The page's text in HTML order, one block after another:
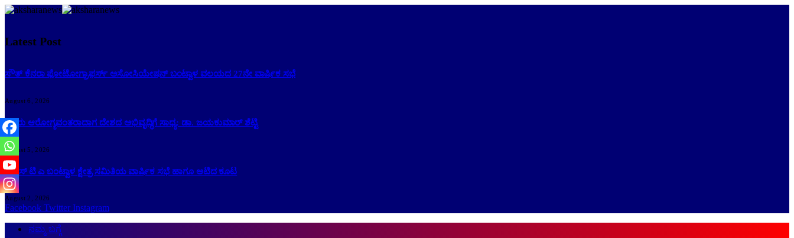
Latest Post
ಸೌತ್ ಕೆನರಾ ಫೋಟೋಗ್ರಾಫರ್ಸ್ ಅಸೋಸಿಯೇಷನ್ ಬಂಟ್ವಾಳ ವಲಯದ 27ನೇ ವಾರ್ಷಿಕ ಸಭೆ
August 6, 2026
ಜನರು ಆರೋಗ್ಯವಂತರಾದಾಗ ದೇಶದ ಅಭಿವೃದ್ಧಿಗೆ ಸಾಧ್ಯ: ಡಾ. ಜಯಕುಮಾರ್ ಶೆಟ್ಟಿ
August 5, 2026
ಕೆ ಎಸ್ ಟಿ ಎ ಬಂಟ್ವಾಳ ಕ್ಷೇತ್ರ ಸಮಿತಿಯ ವಾರ್ಷಿಕ ಸಭೆ ಹಾಗೂ ಆಟಿದ ಕೂಟ
August 2, 2026
Facebook Twitter Instagram
ನಮ್ಮ ಬಗ್ಗೆ